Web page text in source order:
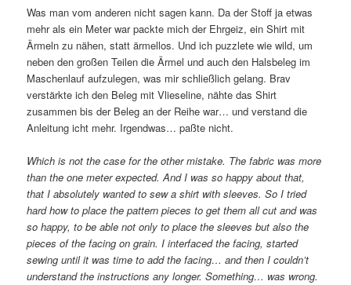
Was man vom anderen nicht sagen kann. Da der Stoff ja etwas
mehr als ein Meter war packte mich der Ehrgeiz, ein Shirt mit
Ärmeln zu nähen, statt ärmellos. Und ich puzzlete wie wild, um
neben den großen Teilen die Ärmel und auch den Halsbeleg im
Maschenlauf aufzulegen, was mir schließlich gelang. Brav
verstärkte ich den Beleg mit Vlieseline, nähte das Shirt
zusammen bis der Beleg an der Reihe war… und verstand die
Anleitung icht mehr. Irgendwas… paßte nicht.
Which is not the case for the other mistake. The fabric was more
than the one meter expected. And I was so happy about that,
that I absolutely wanted to sew a shirt with sleeves. So I tried
hard how to place the pattern pieces to get them all cut and was
so happy, to be able not only to place the sleeves but also the
pieces of the facing on grain. I interfaced the facing, started
sewing until it was time to add the facing… and then I couldn’t
understand the instructions any longer. Something… was wrong.